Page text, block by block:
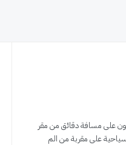
على مسافة دقائق من مقر